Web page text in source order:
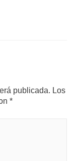
publicada. Los
*